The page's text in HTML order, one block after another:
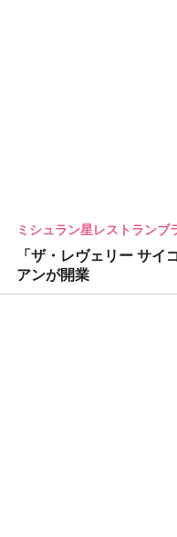
ミシュラン星レストランブ
「ザ・レヴェリー サイ
アンが開業